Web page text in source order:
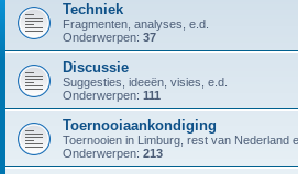
Techniek
Fragmenten, analyses, e.d.
Onderwerpen: 37
Discussie
Suggesties, ideeën, visies, e.d.
Onderwerpen: 111
Toernooiaankondiging
Toernooien in Limburg, rest van Nederland
Onderwerpen: 213